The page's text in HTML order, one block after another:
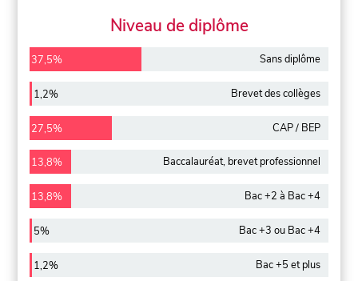
Niveau de diplôme
37,5% Sans diplôme
1,2% Brevet des collèges
27,5% CAP / BEP
13,8% Baccalauréat, brevet professionnel
13,8% Bac +2 à Bac +4
5% Bac +3 ou Bac +4
1,2% Bac +5 et plus